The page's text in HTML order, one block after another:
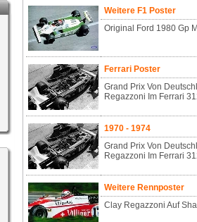
Weitere F1 Poster
Original Ford 1980 Gp
Ferrari Poster
Grand Prix Von
Regazzoni Im Ferrari
1970 - 1974
Grand Prix Von
Regazzoni Im Ferrari
Weitere Rennposter
Clay Regazzoni Auf